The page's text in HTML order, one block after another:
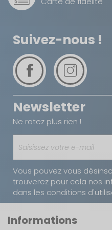
coffre pour le reste
EAN :
Suivez-nous !
Newsletter
Ne ratez plus rien !
Vous pouvez vous
trouverez pour cela nos
dans les conditions
Informations